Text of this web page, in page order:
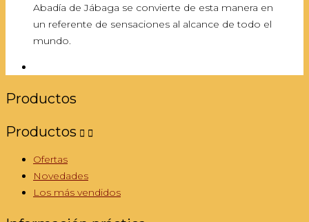
Abadía de Jábaga se convierte de esta manera en
un referente de sensaciones al alcance de todo el
mundo.
Productos
Productos  
Ofertas
Novedades
Los más vendidos